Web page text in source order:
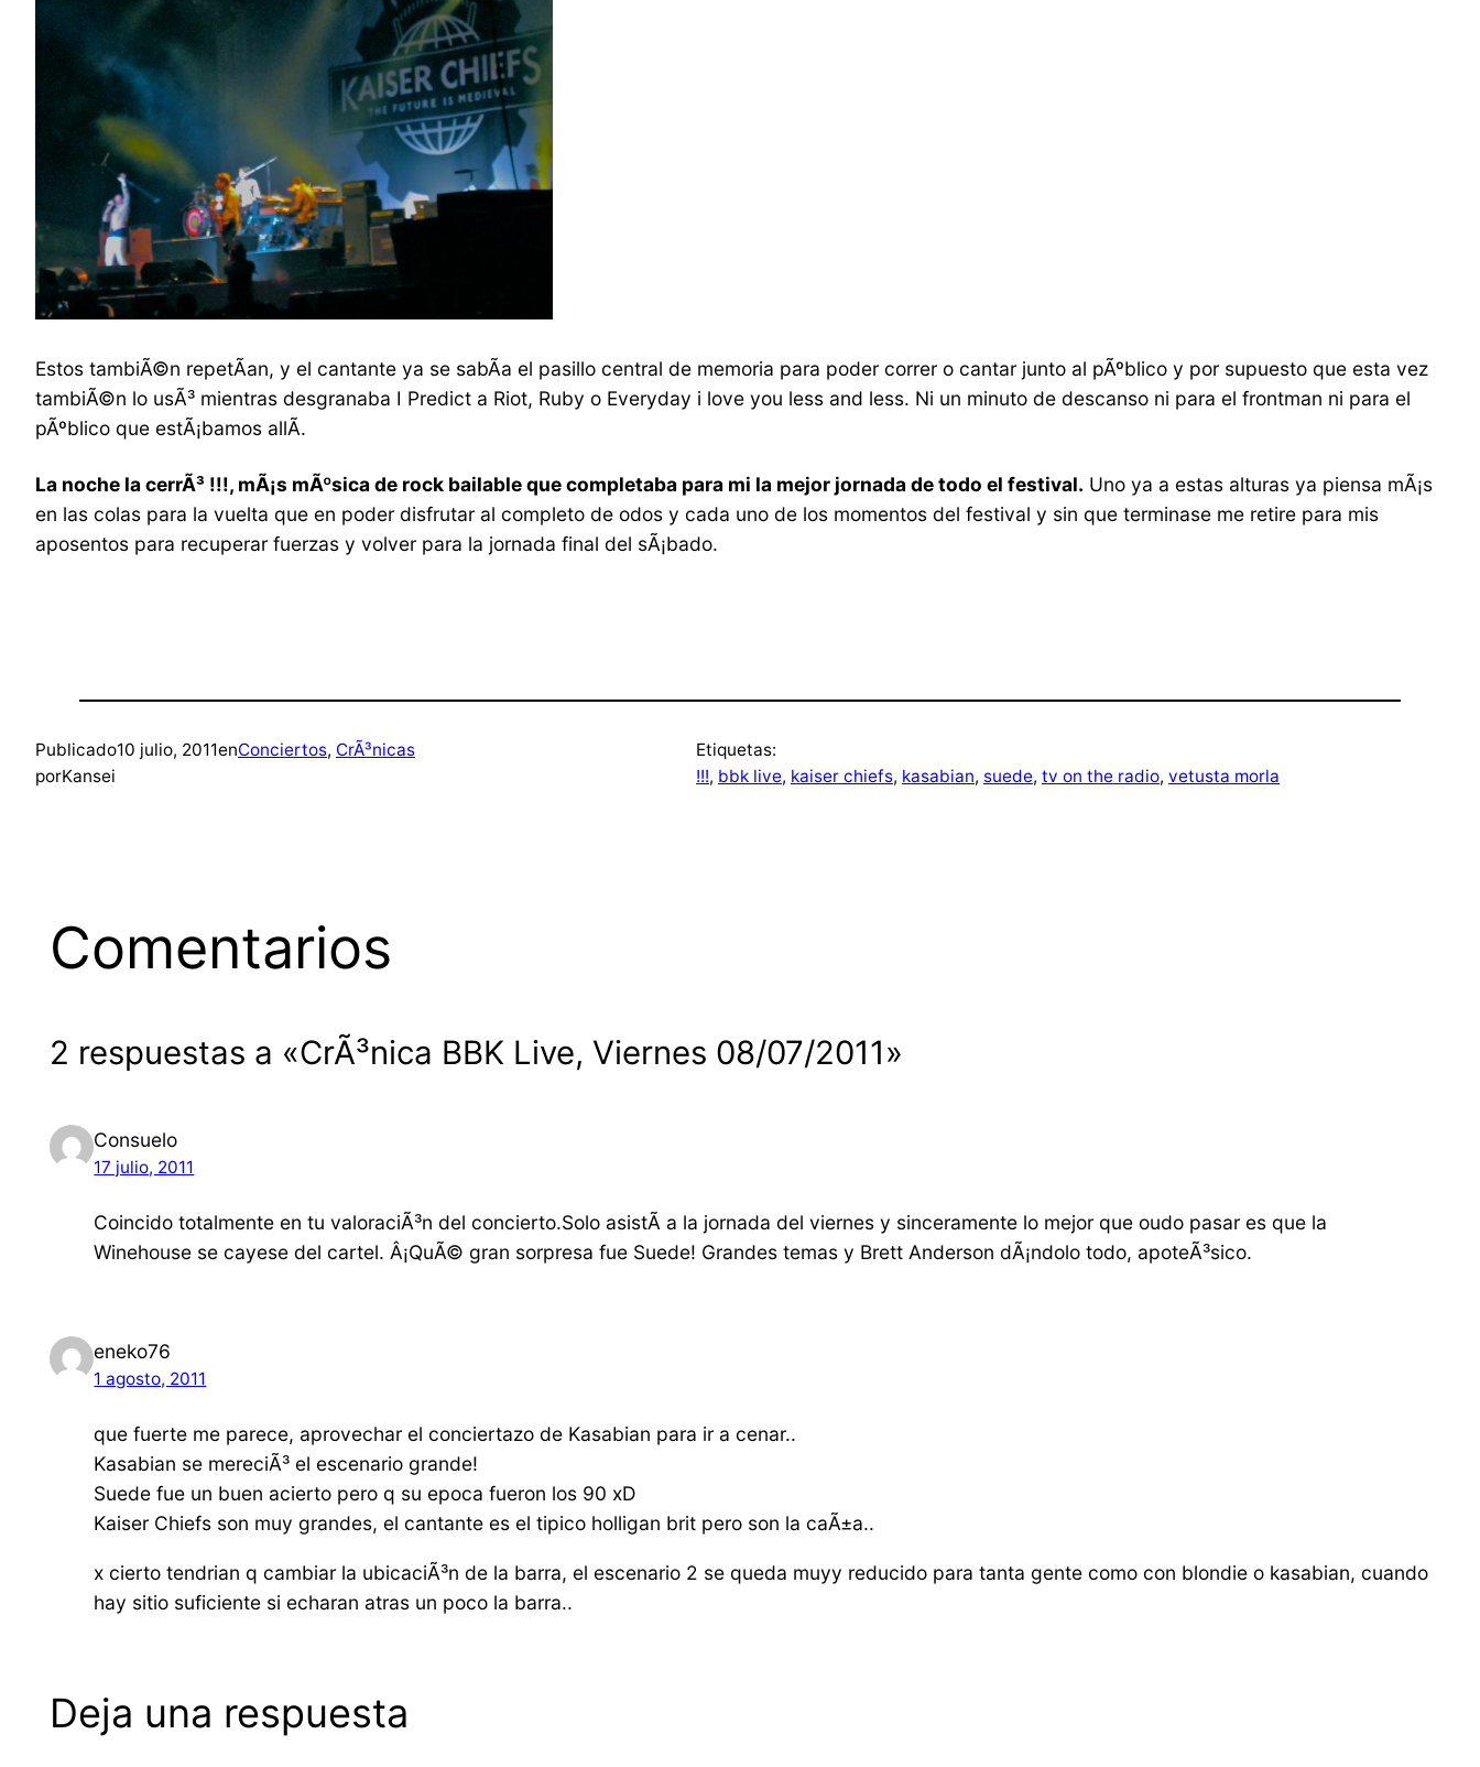
Estos tambiÃ©n repetÃ­an, y el cantante ya se sabÃ­a el pasillo central de memoria para poder correr o cantar junto al pÃºblico y por supuesto que esta vez
tambiÃ©n lo usÃ³ mientras desgranaba I Predict a Riot, Ruby o Everyday i love you less and less. Ni un minuto de descanso ni para el frontman ni para el
pÃºblico que estÃ¡bamos allÃ­.
La noche la cerrÃ³ !!!, mÃ¡s mÃºsica de rock bailable que completaba para mi la mejor jornada de todo el festival. Uno ya a estas alturas ya piensa mÃ¡s
en las colas para la vuelta que en poder disfrutar al completo de odos y cada uno de los momentos del festival y sin que terminase me retire para mis
aposentos para recuperar fuerzas y volver para la jornada final del sÃ¡bado.
Publicado10 julio, 2011enConciertos, CrÃ³nicas
porKansei
Etiquetas:
!!!, bbk live, kaiser chiefs, kasabian, suede, tv on the radio, vetusta morla
Comentarios
2 respuestas a «CrÃ³nica BBK Live, Viernes 08/07/2011»
Consuelo
17 julio, 2011
Coincido totalmente en tu valoraciÃ³n del concierto.Solo asistÃ­ a la jornada del viernes y sinceramente lo mejor que oudo pasar es que la
Winehouse se cayese del cartel. Â¡QuÃ© gran sorpresa fue Suede! Grandes temas y Brett Anderson dÃ¡ndolo todo, apoteÃ³sico.
eneko76
1 agosto, 2011
que fuerte me parece, aprovechar el conciertazo de Kasabian para ir a cenar..
Kasabian se mereciÃ³ el escenario grande!
Suede fue un buen acierto pero q su epoca fueron los 90 xD
Kaiser Chiefs son muy grandes, el cantante es el tipico holligan brit pero son la caÃ±a..
x cierto tendrian q cambiar la ubicaciÃ³n de la barra, el escenario 2 se queda muyy reducido para tanta gente como con blondie o kasabian, cuando
hay sitio suficiente si echaran atras un poco la barra..
Deja una respuesta